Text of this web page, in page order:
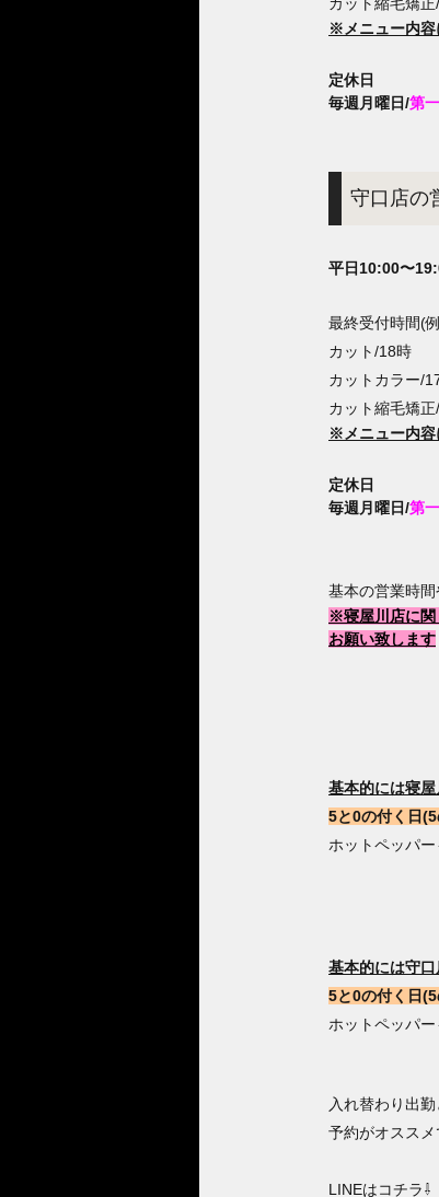
※メニュー内容
定休日
毎週月曜日/第
守口店の
平日10:00〜
最終受付時間(
カット/18時
カットカラー/
カット縮毛矯
※メニュー内容
定休日
毎週月曜日/第
基本の営業時
※寝屋川店に関
お願い致します
基本的には寝屋
5と0の付く日
ホットペッパ
基本的には守口
5と0の付く日
ホットペッパ
入れ替わり出
予約がオススメ
LINEはコチラ⇩